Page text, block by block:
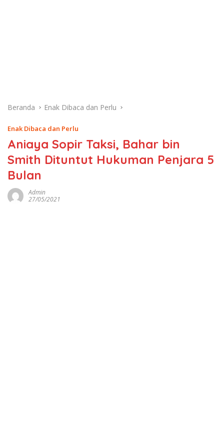
Beranda Enak Dibaca dan Perlu
Enak Dibaca dan Perlu
Aniaya Sopir Taksi, Bahar bin
Smith Dituntut Hukuman Penjara 5
Bulan
Admin
27/05/2021